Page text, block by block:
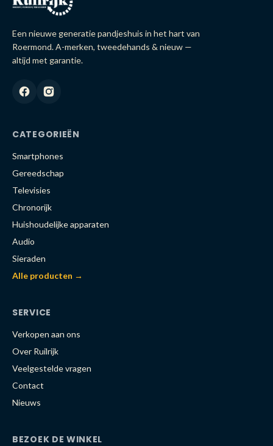
Een nieuwe generatie pandjeshuis in het hart van
Roermond. A-merken, tweedehands & nieuw —
altijd met garantie.
CATEGORIEËN
Smartphones
Gereedschap
Televisies
Chronorijk
Huishoudelijke apparaten
Audio
Sieraden
Alle producten →
SERVICE
Verkopen aan ons
Over Ruilrijk
Veelgestelde vragen
Contact
Nieuws
BEZOEK DE WINKEL